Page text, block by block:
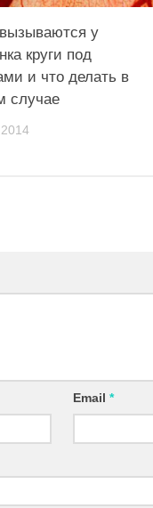
у
круги под
и что делать в
случае
Email*